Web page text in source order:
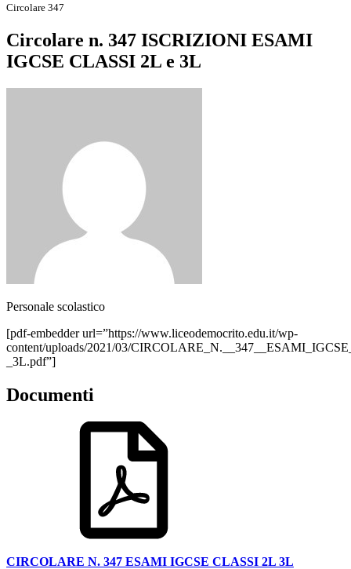
Circolare 347
Circolare n. 347 ISCRIZIONI ESAMI
IGCSE CLASSI 2L e 3L
Personale scolastico
[pdf-embedder url=”https://www.liceodemocrito.edu.it/wp-
content/uploads/2021/03/
_3L.pdf”]
Documenti
CIRCOLARE N. 347 ESAMI IGCSE CLASSI 2L 3L